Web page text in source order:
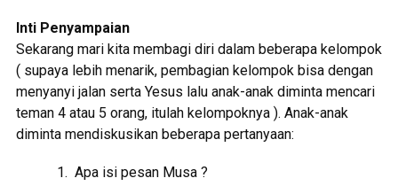
Inti Penyampaian
Sekarang mari kita membagi diri dalam beberapa kelompok
( supaya lebih menarik, pembagian kelompok bisa dengan
menyanyi jalan serta Yesus lalu anak-anak diminta mencari
teman 4 atau 5 orang, itulah kelompoknya ). Anak-anak
diminta mendiskusikan beberapa pertanyaan:
Apa isi pesan Musa ?